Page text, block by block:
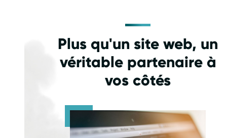
Plus qu'un site web, un
véritable partenaire à
vos côtés